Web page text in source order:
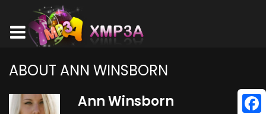
ABOUT ANN WINSBORN
Ann Winsborn